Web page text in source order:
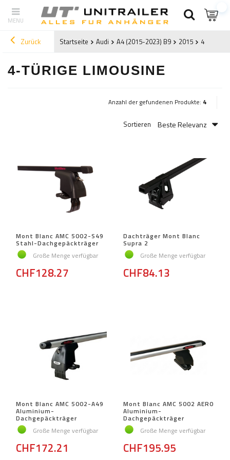
Zurück Startseite Audi A4 (2015-2023) B9 2015 4-türige
4-TÜRIGE LIMOUSINE
Anzahl der gefundenen Produkte: 4
Sortieren Beste Relevanz
Mont Blanc AMC 5002-S49
Stahl-Dachgepäckträger
Große Menge verfügbar
CHF128.27
Dachträger Mont Blanc
Supra 2
Große Menge verfügbar
CHF84.13
Mont Blanc AMC 5002-A49
Aluminium-
Dachgepäckträger
Große Menge verfügbar
CHF172.21
Mont Blanc AMC 5002 AERO
Aluminium-
Dachgepäckträger
Große Menge verfügbar
CHF195.95